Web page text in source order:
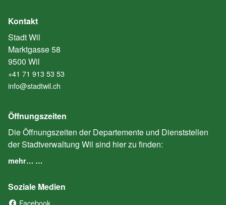
Kontakt
Stadt Wil
Marktgasse 58
9500 Wil
+41 71 913 53 53
info@stadtwil.ch
Öffnungszeiten
Die Öffnungszeiten der Departemente und Dienststellen
der Stadtverwaltung Wil sind hier zu finden:
mehr… …
Soziale Medien
Facebook